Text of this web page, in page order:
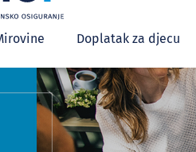
Doplatak za djecu